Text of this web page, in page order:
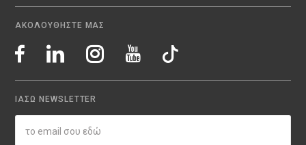
ΑΚΟΛΟΥΘΗΣΤΕ ΜΑΣ
ΙΑΣΩ NEWSLETTER